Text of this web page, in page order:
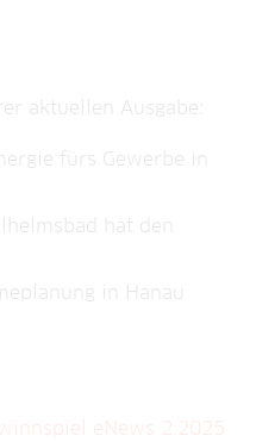
aktuellen Ausgabe:
fürs Gewerbe in
hat den
in Hanau
eNews 2.2025